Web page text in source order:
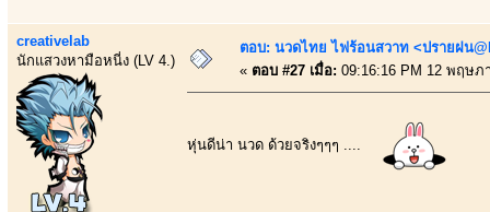
creativelab
นักแสวงหามือหนี่ง (LV 4.)
ตอบ: นวดไทย ไฟร้อนสวาท <ปรายฝน
« ตอบ #27 เมื่อ: 09:16:16 PM 12 พฤษภ
หุ่นดีน่า นวด ด้วยจริงๆๆๆ ....